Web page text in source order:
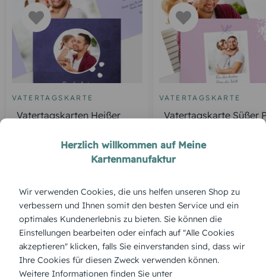
VATERTAGSKARTE
Vatertagskarten Heißer
VATERTAGSKARTE
Vatertagskarte Süßer
Produktbeschreibung
Mit einem charmanten Augenzwinkern zeigt der „Buschige
Schnurrbart“ seine ganze Pracht – eine liebevolle Hommage
an Väter mit Charakter, die Stil und Humor vereinen, während
sie das Leben mit einem Lächeln genießen.
Herzlich willkommen auf Meine
Kartenmanufaktur
Wir verwenden Cookies, die uns helfen unseren Shop zu
verbessern und Ihnen somit den besten Service und ein
optimales Kundenerlebnis zu bieten. Sie können die
Einstellungen bearbeiten oder einfach auf "Alle Cookies
akzeptieren" klicken, falls Sie einverstanden sind, dass wir
Ihre Cookies für diesen Zweck verwenden können.
Weitere Informationen finden Sie unter